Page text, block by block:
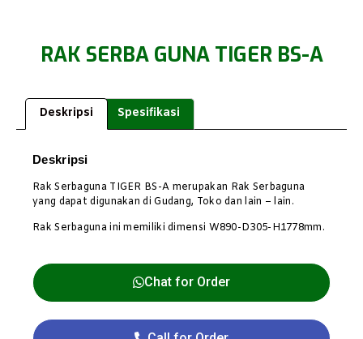
RAK SERBA GUNA TIGER BS-A
Deskripsi Spesifikasi
Deskripsi
Rak Serbaguna TIGER BS-A merupakan Rak Serbaguna
yang dapat digunakan di Gudang, Toko dan lain – lain.
Rak Serbaguna ini memiliki dimensi W890-D305-H1778mm.
Chat for Order